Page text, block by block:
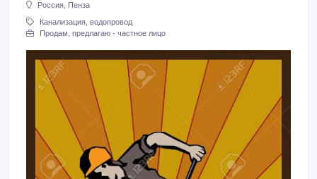
Россия, Пенза
Канализация, водопровод
Продам, предлагаю - частное лицо